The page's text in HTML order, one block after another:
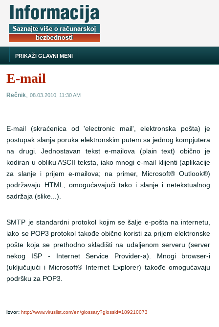
PRIKAŽI GLAVNI MENI
E-mail
Rečnik,08.03.2010, 11:30 AM
E-mail (skraćenica od 'electronic mail', elektronska pošta) je
postupak slanja poruka elektronskim putem sa jednog kompjutera
na drugi. Jednostavan tekst e-mailova (plain text) obično je
kodiran u obliku ASCII teksta, iako mnogi e-mail klijenti (aplikacije
za slanje i prijem e-mailova; na primer, Microsoft® Outlook®)
podržavaju HTML, omogućavajući tako i slanje i netekstualnog
sadržaja (slike...).
SMTP je standardni protokol kojim se šalje e-pošta na internetu,
iako se POP3 protokol takođe obično koristi za prijem elektronske
pošte koja se prethodno skladišti na udaljenom serveru (server
nekog ISP -
Internet Service Provider-a). Mnogi browser-i
(uključujući i Microsoft® Internet Explorer) takođe omogućavaju
podršku za POP3.
Izvor: http://www.viruslist.com/en/glossary?glossid=189210073